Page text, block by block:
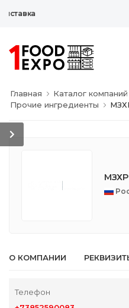
Главная Каталог компаний
Прочие ингредиенты
МЗХР
О КОМПАНИИ
Телефон